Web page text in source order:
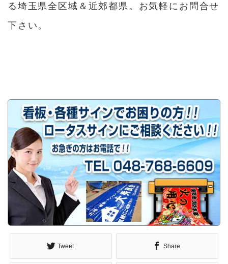
る埼玉県全区域＆近郊都県。お気軽にお問合せ
下さい。
Tweet Share